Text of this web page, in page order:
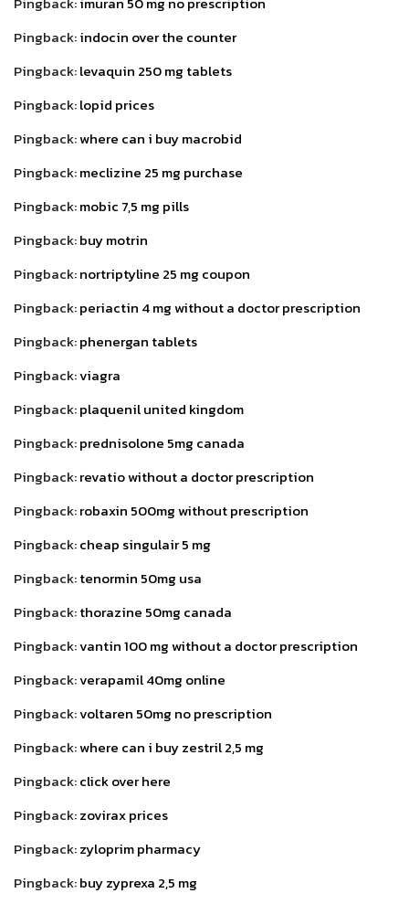
Pingback:indocin over the counter
Pingback:levaquin 250 mg tablets
Pingback:lopid prices
Pingback:where can i buy macrobid
Pingback:meclizine 25 mg purchase
Pingback:mobic 7,5 mg pills
Pingback:buy motrin
Pingback:nortriptyline 25 mg coupon
Pingback:periactin 4 mg without a doctor prescription
Pingback:phenergan tablets
Pingback:viagra
Pingback:plaquenil united kingdom
Pingback:prednisolone 5mg canada
Pingback:revatio without a doctor prescription
Pingback:robaxin 500mg without prescription
Pingback:cheap singulair 5 mg
Pingback:tenormin 50mg usa
Pingback:thorazine 50mg canada
Pingback:vantin 100 mg without a doctor prescription
Pingback:verapamil 40mg online
Pingback:voltaren 50mg no prescription
Pingback:where can i buy zestril 2,5 mg
Pingback:click over here
Pingback:zovirax prices
Pingback:zyloprim pharmacy
Pingback:buy zyprexa 2,5 mg